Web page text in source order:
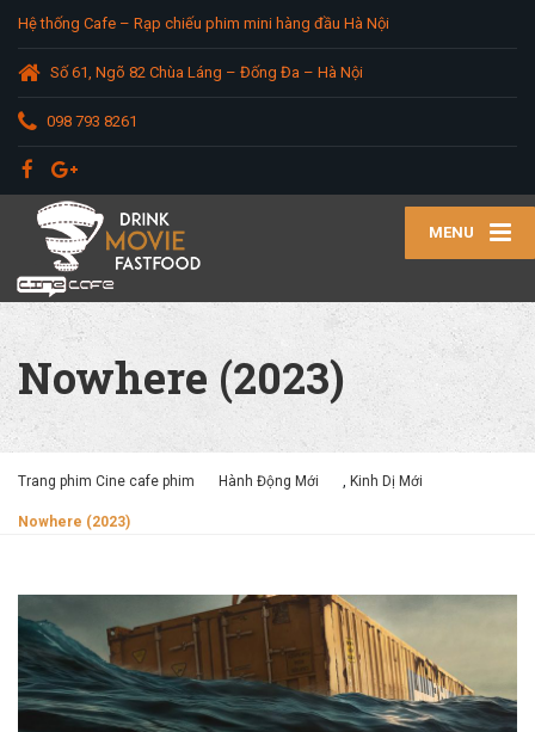
Hệ thống Cafe – Rạp chiếu phim mini hàng đầu Hà Nội
Số 61, Ngõ 82 Chùa Láng – Đống Đa – Hà Nội
098 793 8261
MENU
Nowhere (2023)
Trang phim Cine cafe phim Hành Động Mới , Kinh Dị Mới
Nowhere (2023)